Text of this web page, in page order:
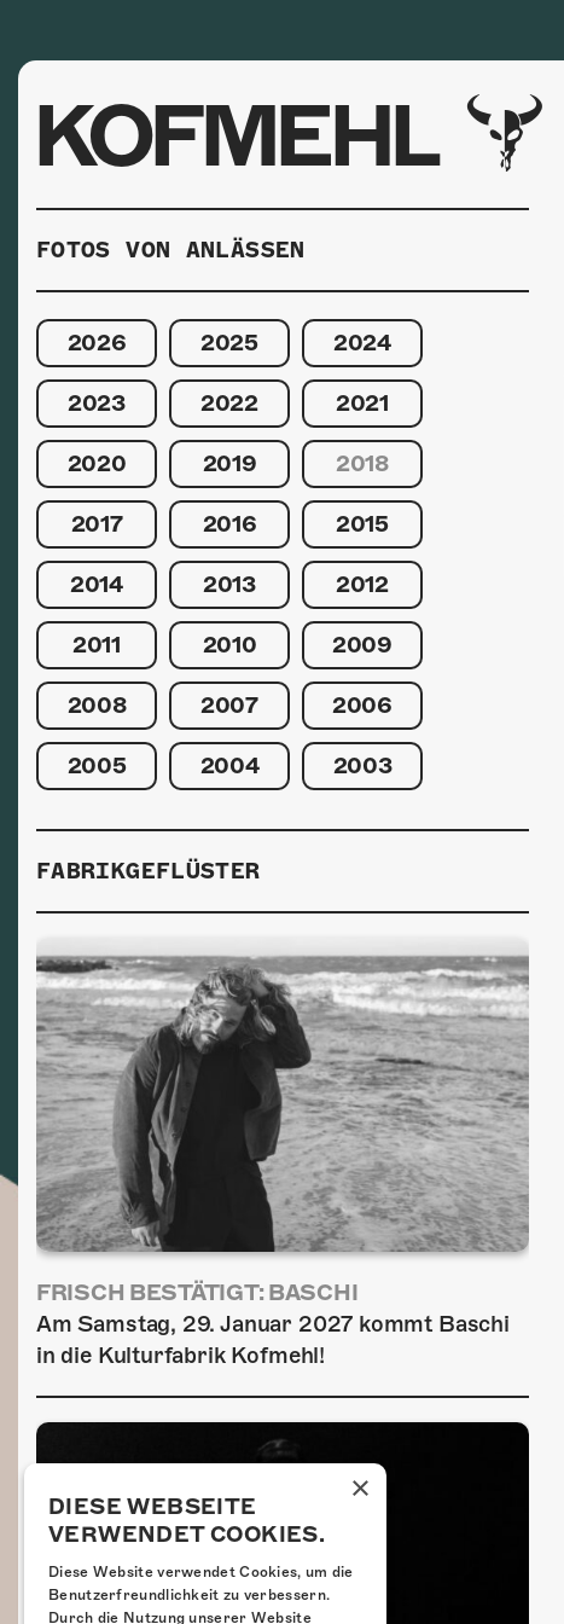
KOFMEHL
FOTOS VON ANLÄSSEN
2026 2025 2024
2023 2022 2021
2020 2019 2018
2017 2016 2015
2014 2013 2012
2011 2010 2009
2008 2007 2006
2005 2004 2003
FABRIKGEFLÜSTER
FRISCH BESTÄTIGT: BASCHI
Am Samstag, 29. Januar 2027 kommt Baschi
in die Kulturfabrik Kofmehl!
×
DIESE WEBSEITE
VERWENDET COOKIES.
Diese Website verwendet Cookies, um die
Benutzerfreundlichkeit zu verbessern.
Durch die Nutzung unserer Website